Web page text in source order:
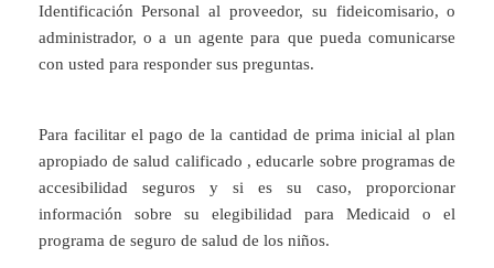
Identificación Personal al proveedor, su fideicomisario, o
administrador, o a un agente para que pueda comunicarse
con usted para responder sus preguntas.
Para facilitar el pago de la cantidad de prima inicial al plan
apropiado de salud calificado , educarle sobre programas de
accesibilidad seguros y si es su caso, proporcionar
información sobre su elegibilidad para Medicaid o el
programa de seguro de salud de los niños.